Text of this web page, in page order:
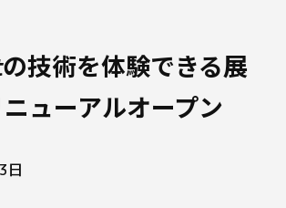
技術を体験できる展
ューアルオープン
日